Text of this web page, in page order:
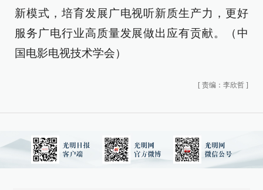
新模式，培育发展广电视听新质生产力，更好
服务广电行业高质量发展做出应有贡献。（中
国电影电视技术学会）
[ 责编：李欣哲 ]